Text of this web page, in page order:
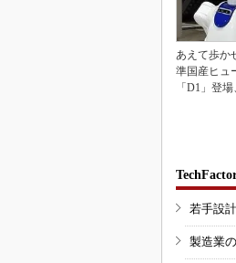
あえて歩
準国産ヒュ
「D1」登
若手設
製造業